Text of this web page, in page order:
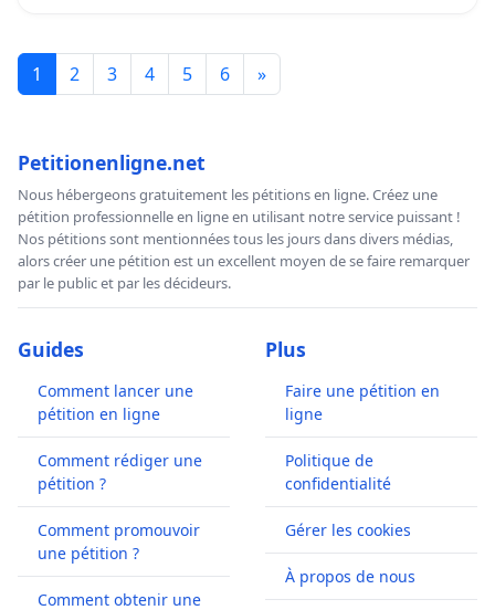
1 2 3 4 5 6 »
Petitionenligne.net
Nous hébergeons gratuitement les pétitions en ligne. Créez une
pétition professionnelle en ligne en utilisant notre service puissant !
Nos pétitions sont mentionnées tous les jours dans divers médias,
alors créer une pétition est un excellent moyen de se faire remarquer
par le public et par les décideurs.
Guides
Comment lancer une
pétition en ligne
Comment rédiger une
pétition ?
Comment promouvoir
une pétition ?
Comment obtenir une
Plus
Faire une pétition en
ligne
Politique de
confidentialité
Gérer les cookies
À propos de nous